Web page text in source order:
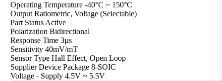
Operating Temperature -40°C ~ 150°C
Output Ratiometric, Voltage (Selectable)
Part StatusActive
Polarization Bidirectional
Response Time 3µs
Sensitivity 40mV/mT
Sensor Type Hall Effect, Open Loop
Supplier Device Package 8-SOIC
Voltage - Supply 4.5V ~ 5.5V